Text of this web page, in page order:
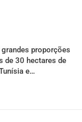
proporções
de 30 hectares de
e…